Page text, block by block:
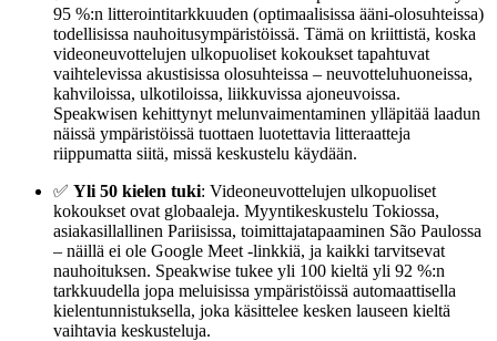
95 %:n litterointitarkkuuden (optimaalisissa ääni-olosuhteissa)
todellisissa nauhoitusympäristöissä. Tämä on kriittistä, koska
videoneuvottelujen ulkopuoliset kokoukset tapahtuvat
vaihtelevissa akustisissa olosuhteissa – neuvotteluhuoneissa,
kahviloissa, ulkotiloissa, liikkuvissa ajoneuvoissa.
Speakwisen kehittynyt melunvaimentaminen ylläpitää laadun
näissä ympäristöissä tuottaen luotettavia litteraatteja
riippumatta siitä, missä keskustelu käydään.
✅ Yli 50 kielen tuki: Videoneuvottelujen ulkopuoliset
kokoukset ovat globaaleja. Myyntikeskustelu Tokiossa,
asiakasillallinen Pariisissa, toimittajatapaaminen São Paulossa
– näillä ei ole Google Meet -linkkiä, ja kaikki tarvitsevat
nauhoituksen. Speakwise tukee yli 100 kieltä yli 92 %:n
tarkkuudella jopa meluisissa ympäristöissä automaattisella
kielentunnistuksella, joka käsittelee kesken lauseen kieltä
vaihtavia keskusteluja.